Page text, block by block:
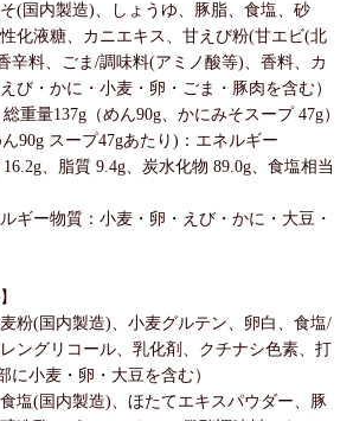
(国内製造)、しょうゆ、豚脂、食塩、砂
化液糖、カニエキス、甘えび粉(甘エビ(北
辛料、ごま/調味料(アミノ酸等)、香料、カ
び・かに・小麦・卵・ごま・豚肉を含む）
重量137g（めん90g、かにみそスープ 47g）
90g スープ47gあたり)：エネルギー
、脂質 9.4g、炭水化物 89.0g、食塩相当
ギー物質：小麦・卵・えび・かに・大豆・
粉(国内製造)、小麦グルテン、卵白、食塩/
ングリコール、乳化剤、クチナシ色素、打
に小麦・卵・大豆を含む）
塩(国内製造)、ほたてエキスパウダー、豚